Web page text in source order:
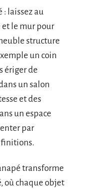
laissez au
et le mur pour
structure
un coin
ériger de
un salon
et des
un espace
par
finitions.
transforme
où chaque objet